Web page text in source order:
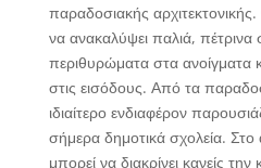
παραδοσιακής
να ανακαλύψει παλιά, πέτρινα
περιθυρώματα στα ανοίγματα
στις εισόδους. Από τα
ιδιαίτερο ενδιαφέρον
σήμερα δημοτικά σχολεία.
μπορεί να διακρίνει κανείς την